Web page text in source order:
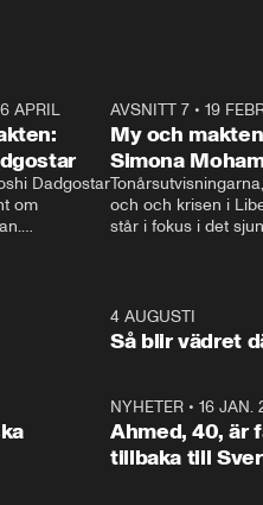
APRIL
Dadgostar
om
i val. Ska vi
vi förstås
AVSNITT 7• 19
My och
Simona
och och krisen i
står i fokus i det
kommentator My
Rohwedder ställer
utbildnings- och
Mohamsson till
4 AUGUSTI
Så blir vädret
NYHETER• 16 JAN.
Ahmed, 40, är
tillbaka till